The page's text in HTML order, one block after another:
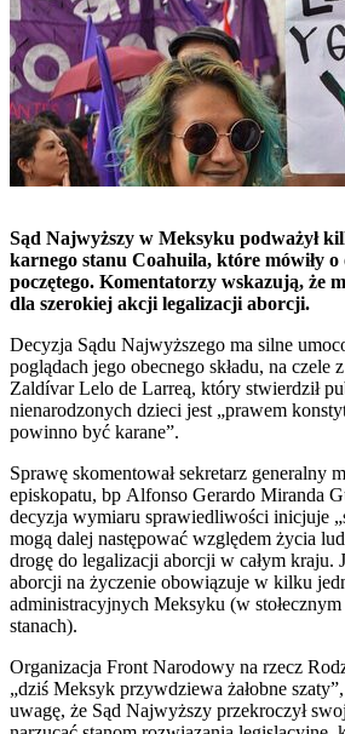
Sąd Najwyższy w Meksyku podważył
karnego stanu Coahuila, które mówiły o
poczętego. Komentatorzy wskazują, że
dla szerokiej akcji legalizacji aborcji.
Decyzja Sądu Najwyższego ma silne
poglądach jego obecnego składu, na czele
Zaldívar Lelo de Larreą, który stwierdził
nienarodzonych dzieci jest „prawem
powinno być karane”.
Sprawę skomentował sekretarz generalny
episkopatu, bp Alfonso Gerardo Miranda
decyzja wymiaru sprawiedliwości inicjuje
mogą dalej następować względem życia
drogę do legalizacji aborcji w całym kraju.
aborcji na życzenie obowiązuje w kilku
administracyjnych Meksyku (w stołecznym
stanach).
Organizacja Front Narodowy na rzecz
„dziś Meksyk przywdziewa żałobne
uwagę, że Sąd Najwyższy przekroczył